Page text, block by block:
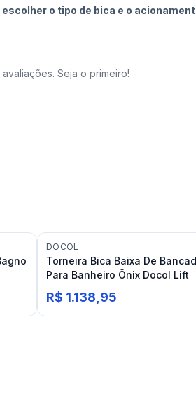
escolher o tipo de bica e o
Seja o primeiro!
DOCOL
Torneira Bica Baixa De
Para Banheiro Ônix Docol Lift
R$ 1.138,95